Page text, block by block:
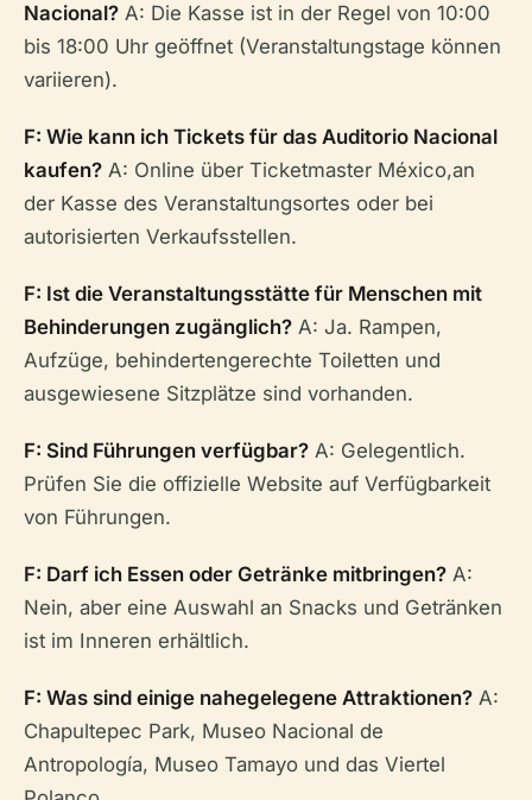
Nacional? A: Die Kasse ist in der Regel von 10:00
bis 18:00 Uhr geöffnet (Veranstaltungstage können
variieren).
F: Wie kann ich Tickets für das Auditorio Nacional
kaufen? A: Online über Ticketmaster México,an
der Kasse des Veranstaltungsortes oder bei
autorisierten Verkaufsstellen.
F: Ist die Veranstaltungsstätte für Menschen mit
Behinderungen zugänglich? A: Ja. Rampen,
Aufzüge, behindertengerechte Toiletten und
ausgewiesene Sitzplätze sind vorhanden.
F: Sind Führungen verfügbar? A: Gelegentlich.
Prüfen Sie die offizielle Website auf Verfügbarkeit
von Führungen.
F: Darf ich Essen oder Getränke mitbringen? A:
Nein, aber eine Auswahl an Snacks und Getränken
ist im Inneren erhältlich.
F: Was sind einige nahegelegene Attraktionen? A:
Chapultepec Park, Museo Nacional de
Antropología, Museo Tamayo und das Viertel